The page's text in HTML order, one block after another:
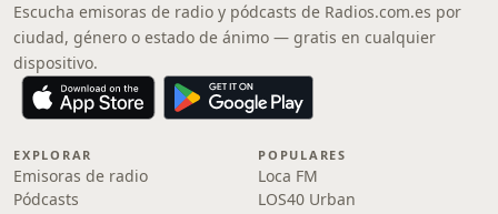
Escucha emisoras de radio y pódcasts de Radios.com.es por
ciudad, género o estado de ánimo — gratis en cualquier
dispositivo.
EXPLORAR
Emisoras de radio
Pódcasts
POPULARES
Loca FM
LOS40 Urban